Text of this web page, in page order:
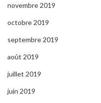
novembre 2019
octobre 2019
septembre 2019
août 2019
juillet 2019
juin 2019